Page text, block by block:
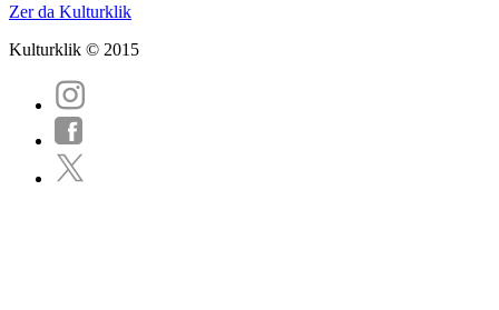
Zer da Kulturklik
Kulturklik © 2015